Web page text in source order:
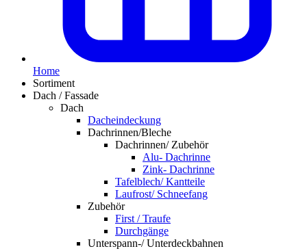
Home
Sortiment
Dach / Fassade
Dach
Dacheindeckung
Dachrinnen/Bleche
Dachrinnen/ Zubehör
Alu- Dachrinne
Zink- Dachrinne
Tafelblech/ Kantteile
Laufrost/ Schneefang
Zubehör
First / Traufe
Durchgänge
Unterspann-/ Unterdeckbahnen